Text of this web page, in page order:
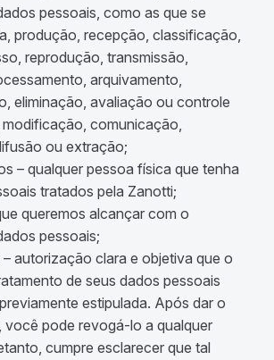
pessoais, como as que se
produção, recepção, classificação,
reprodução, transmissão,
arquivamento,
eliminação, avaliação ou controle
comunicação,
ou extração;
– qualquer pessoa física que tenha
tratados pela Zanotti;
queremos alcançar com o
pessoais;
autorização clara e objetiva que o
de seus dados pessoais
estipulada. Após dar o
você pode revogá-lo a qualquer
cumpre esclarecer que tal